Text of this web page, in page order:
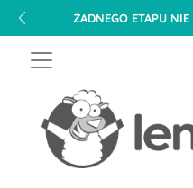
ŻADNEGO ETAPU